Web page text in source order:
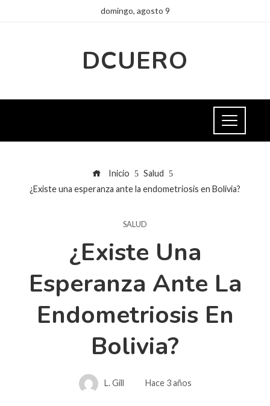
domingo, agosto 9
DCUERO
Inicio
Salud
¿Existe una esperanza ante la endometriosis en Bolivia?
SALUD
¿Existe Una
Esperanza Ante La
Endometriosis En
Bolivia?
L. Gill Hace 3 años